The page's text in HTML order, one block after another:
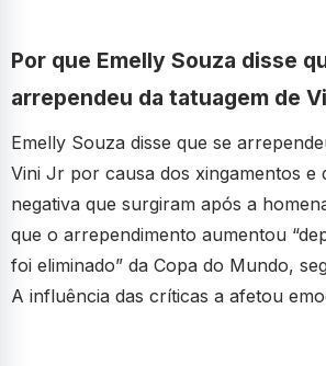
Por que Emelly Souza disse
arrependeu da tatuagem de
Emelly Souza disse que se
Vini Jr por causa dos xingamentos e
negativa que surgiram após a
que o arrependimento aumentou
foi eliminado” da Copa do Mundo,
A influência das críticas a afetou